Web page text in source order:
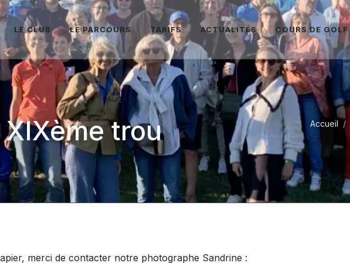
LE CLUB LE PARCOURS TARIFS ACTUALITÉS COURS DE GOLF
trou Accueil
merci de contacter notre photographe Sandrine :